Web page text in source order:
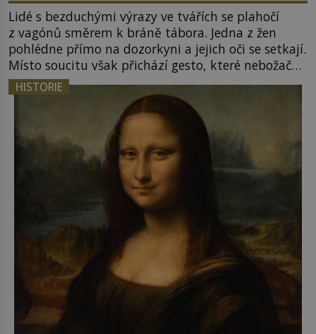
Lidé s bezduchými výrazy ve tvářích se plahočí
z vagónů směrem k bráně tábora. Jedna z žen
pohlédne přímo na dozorkyni a jejich oči se setkají.
Místo soucitu však přichází gesto, které nebožačku
posílá rovnou do plynové komory. Jména jako
Rudolf Höss (1901–1947), Josef Mengele (1911–
1979) či Heinrich Himmler (1900–1945) zná každý,
o koho se historie jen otřela. Jenže […]
HISTORIE